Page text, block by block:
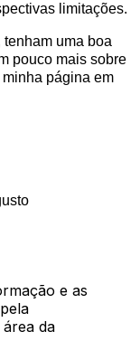
limitações.
uma boa
pouco mais sobre
página em
e as
da